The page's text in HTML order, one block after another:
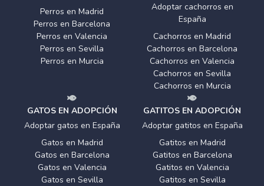
Perros en Madrid
Perros en Barcelona
Perros en Valencia
Perros en Sevilla
Perros en Murcia
Adoptar cachorros en
España
Cachorros en Madrid
Cachorros en Barcelona
Cachorros en Valencia
Cachorros en Sevilla
Cachorros en Murcia
GATOS EN ADOPCIÓN
Adoptar gatos en España
Gatos en Madrid
Gatos en Barcelona
Gatos en Valencia
Gatos en Sevilla
GATITOS EN ADOPCIÓN
Adoptar gatitos en España
Gatitos en Madrid
Gatitos en Barcelona
Gatitos en Valencia
Gatitos en Sevilla